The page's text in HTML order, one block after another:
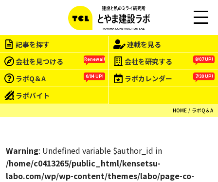
EN
記事を探す
連載を見る
会社を見つける
Renewal! 会社を研究する 8/07 UP!
ラボQ＆A 6/04 UP! ラボカレンダー 7/30 UP!
ラボバイト
HOME ラボQ＆A
Warning: Undefined variable $author_id in
/home/c0413265/public_html/kensetsu-
labo.com/wp/wp-content/themes/labo/page-co-